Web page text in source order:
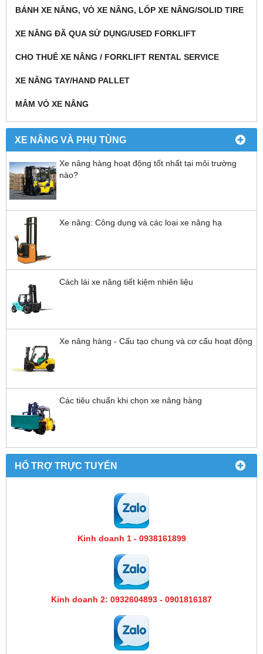
BÁNH XE NÂNG, VỎ XE NÂNG, LỐP XE NÂNG/SOLID TIRE
XE NÂNG ĐÃ QUA SỬ DỤNG/USED FORKLIFT
CHO THUÊ XE NÂNG / FORKLIFT RENTAL SERVICE
XE NÂNG TAY/HAND PALLET
MÂM VỎ XE NÂNG
XE NÂNG VÀ PHỤ TÙNG
Xe nâng hàng hoạt động tốt nhất tại môi trường
nào?
Xe nâng: Công dụng và các loại xe nâng hạ
Cách lái xe nâng tiết kiệm nhiên liệu
Xe nâng hàng - Cấu tạo chung và cơ cấu hoạt động
Các tiêu chuẩn khi chọn xe nâng hàng
HỔ TRỢ TRỰC TUYẾN
Kinh doanh 1 - 0938161899
Kinh doanh 2: 0932604893 - 0901816187